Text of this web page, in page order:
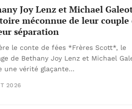
Joy Lenz et Michael
méconnue de leur couple
séparation
le conte de fées *Frères Scott*, le
de Bethany Joy Lenz et Michael
une vérité glaçante…
2026